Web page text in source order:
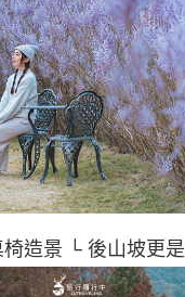
造景 └ 後山坡更